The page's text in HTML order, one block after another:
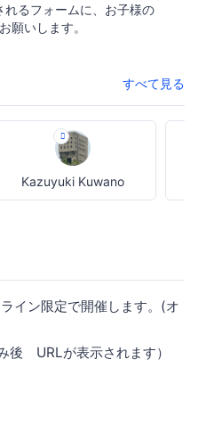
れるフォームに、お子様の
願いします。
すべて見る
Kazuyuki Kuwano
イン限定で開催します。(オ
後 URLが表示されます）